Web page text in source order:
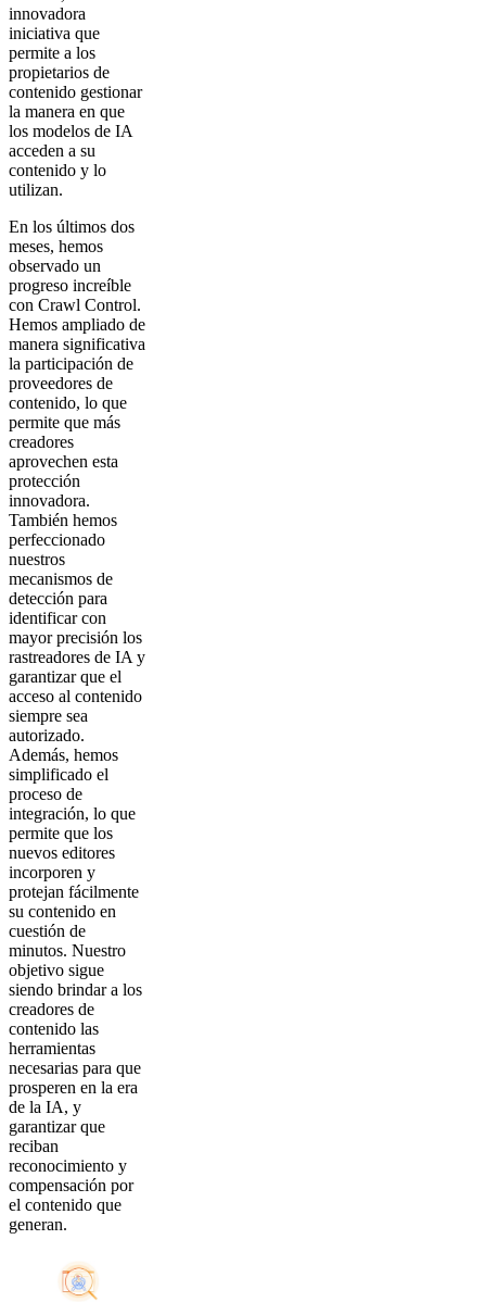
innovadora
iniciativa que
permite a los
propietarios de
contenido gestionar
la manera en que
los modelos de IA
acceden a su
contenido y lo
utilizan.
En los últimos dos
meses, hemos
observado un
progreso increíble
con Crawl Control.
Hemos ampliado de
manera significativa
la participación de
proveedores de
contenido, lo que
permite que más
creadores
aprovechen esta
protección
innovadora.
También hemos
perfeccionado
nuestros
mecanismos de
detección para
identificar con
mayor precisión los
rastreadores de IA y
garantizar que el
acceso al contenido
siempre sea
autorizado.
Además, hemos
simplificado el
proceso de
integración, lo que
permite que los
nuevos editores
incorporen y
protejan fácilmente
su contenido en
cuestión de
minutos. Nuestro
objetivo sigue
siendo brindar a los
creadores de
contenido las
herramientas
necesarias para que
prosperen en la era
de la IA, y
garantizar que
reciban
reconocimiento y
compensación por
el contenido que
generan.